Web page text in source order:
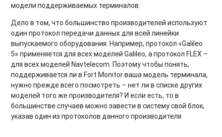
модели поддерживаемых терминалов.
Дело в том, что большинство производителей используют
один протокол передачи данных для всей линейки
выпускаемого оборудования. Например, протокол «Galileo
5» применяется для всех моделей Galileo, а протокол FLEX –
для всех моделей Navtelecom. Поэтому чтобы понять,
поддерживается ли в Fort Monitor ваша модель терминала,
нужно прежде всего посмотреть – нет ли в списке других
моделей того же производителя? И если есть, то в
большинстве случаев можно завести в систему свой блок,
указав один из протоколов данного производителя